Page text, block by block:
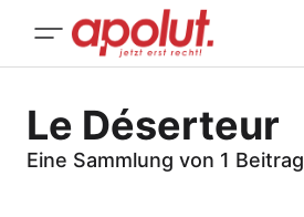
Le Déserteur
Eine Sammlung von 1 Beitrag